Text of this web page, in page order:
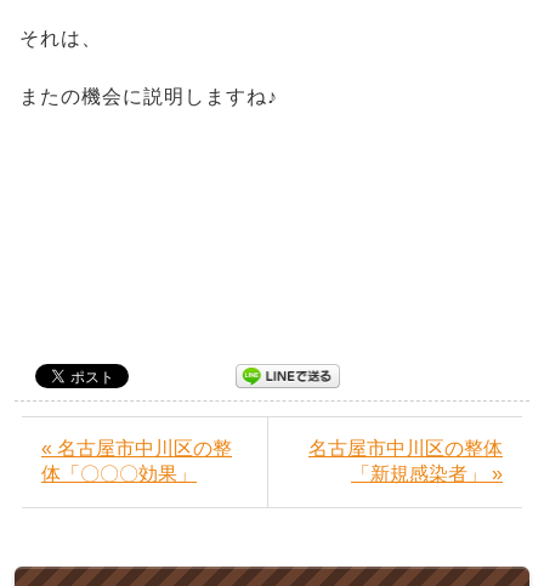
それは、
またの機会に説明しますね♪
« 名古屋市中川区の整
体「〇〇〇効果」
名古屋市中川区の整体
「新規感染者」 »